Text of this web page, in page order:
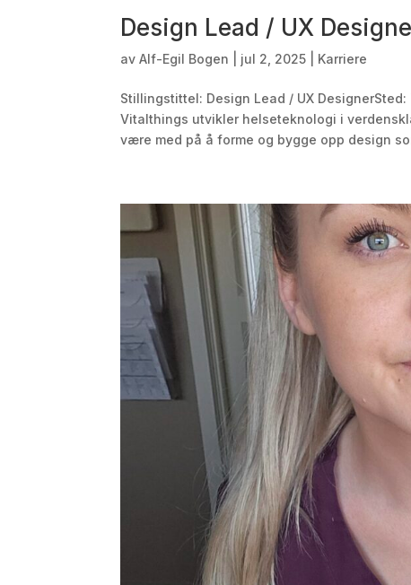
Design Lead / UX
avAlf-Egil Bogen jul 2, 2025 Karriere
Stillingstittel: Design Lead / UX
Vitalthings utvikler helseteknologi i
være med på å forme og bygge opp design